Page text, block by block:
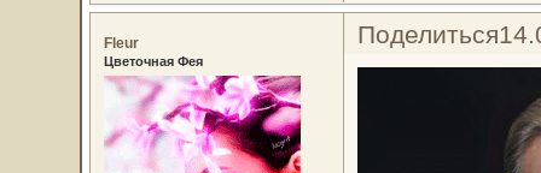
Поделиться
Fleur
Цветочная Фея